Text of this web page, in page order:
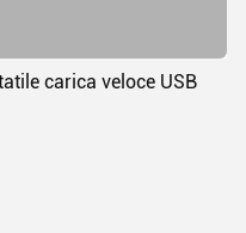
carica veloce USB